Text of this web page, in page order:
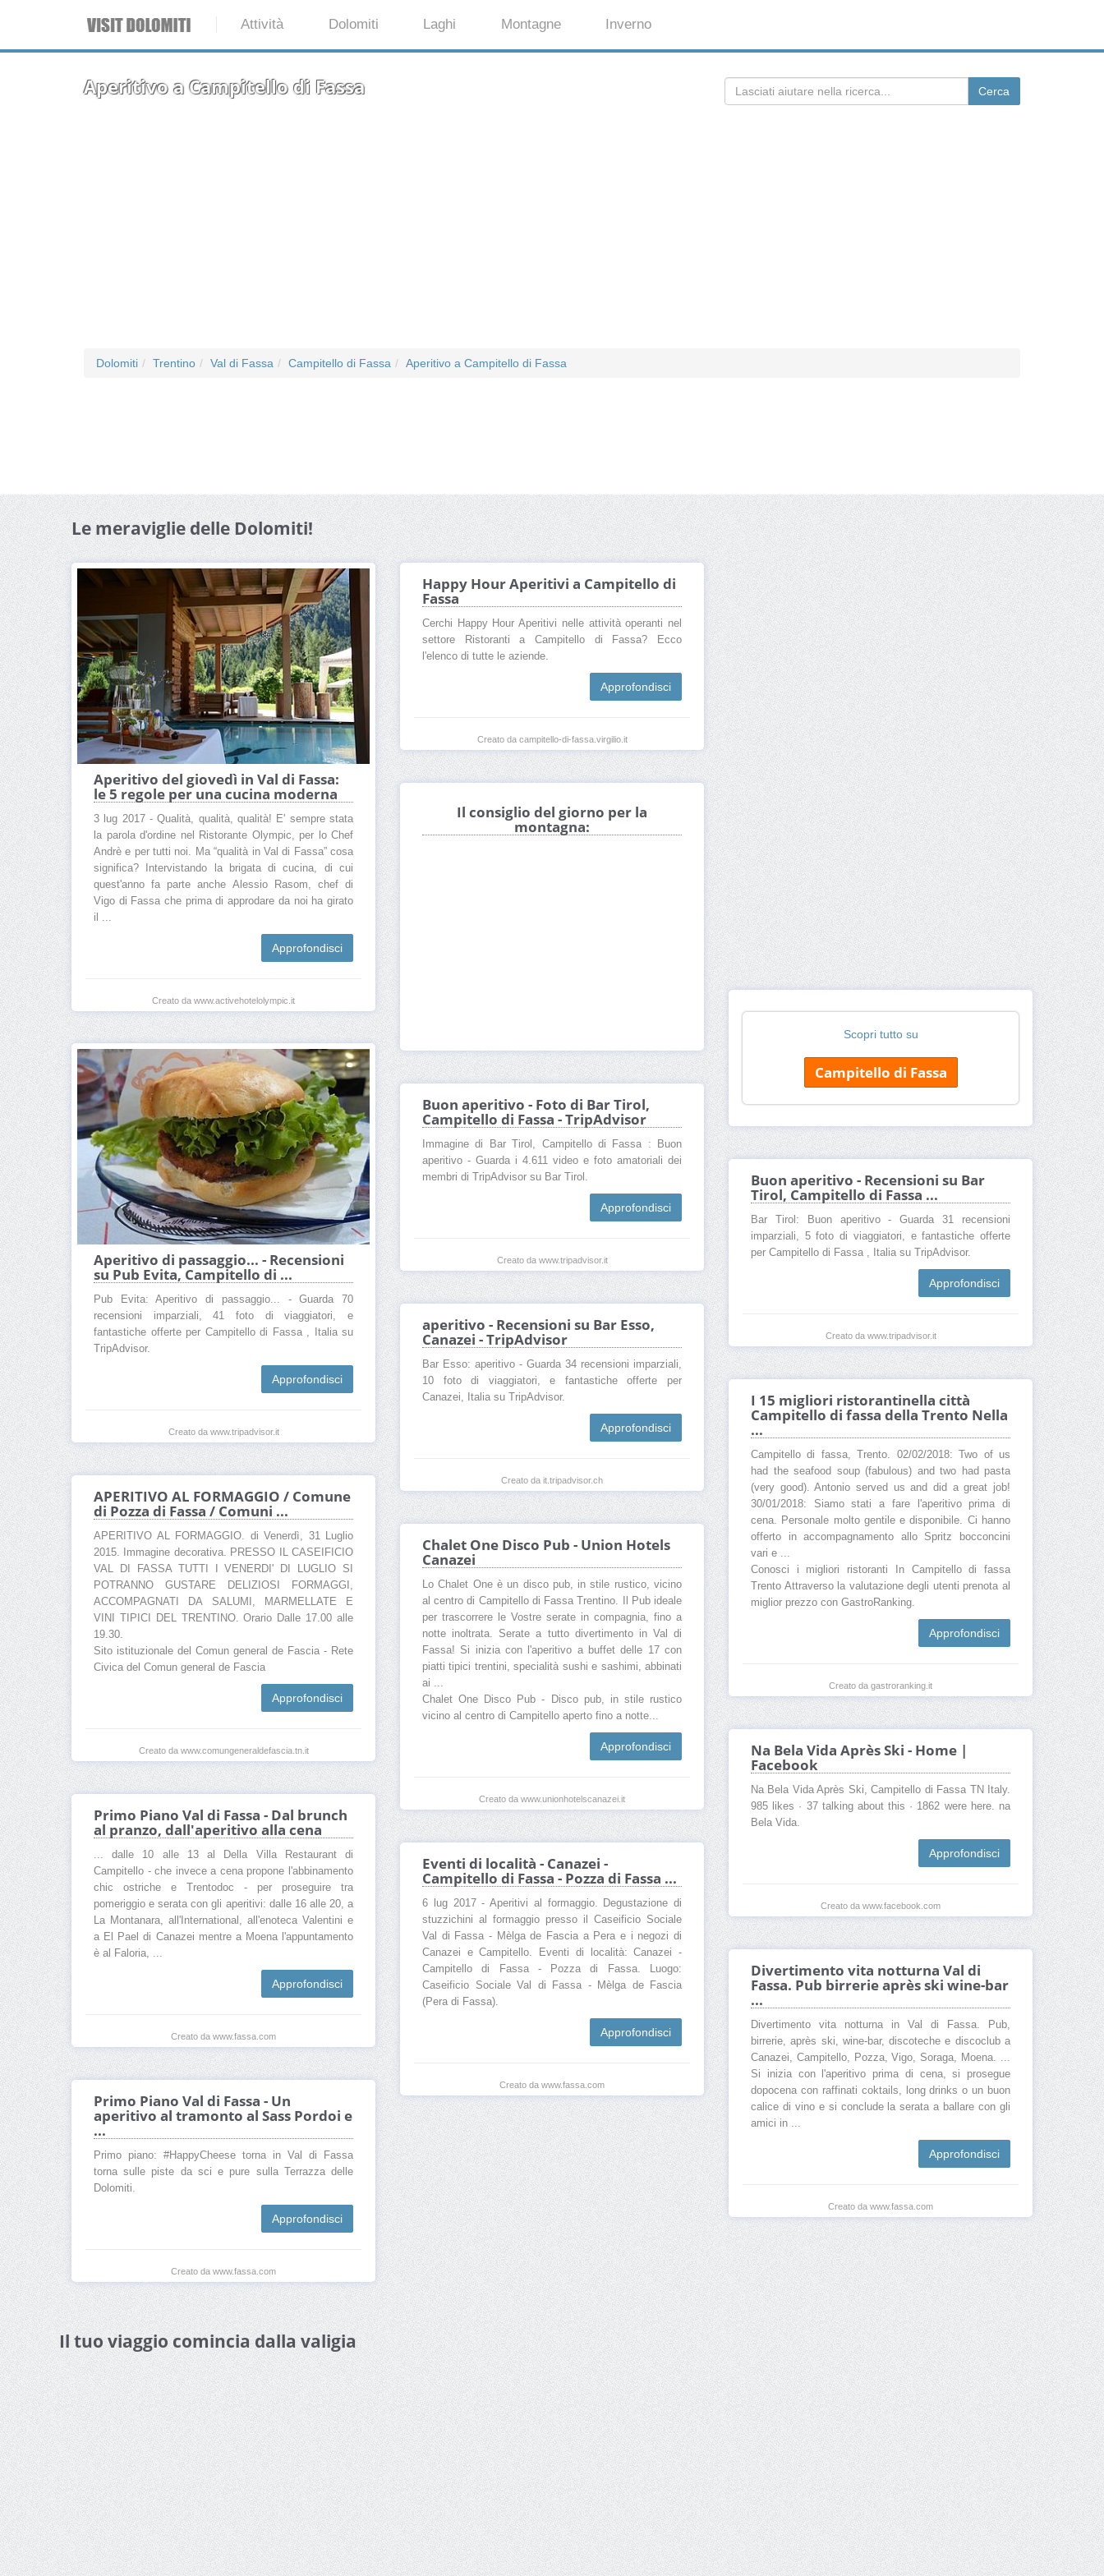
Attività Dolomiti Laghi Montagne Inverno
Aperitivo a Campitello di Fassa
Dolomiti Trentino Val di Fassa Campitello di Fassa Aperitivo a Campitello di Fassa
Le meraviglie delle Dolomiti!
Aperitivo del giovedì in Val di Fassa:
le 5 regole per una cucina moderna
3 lug 2017 - Qualità, qualità, qualità! E' sempre stata
la parola d'ordine nel Ristorante Olympic, per lo Chef
Andrè e per tutti noi. Ma “qualità in Val di Fassa” cosa
significa? Intervistando la brigata di cucina, di cui
quest'anno fa parte anche Alessio Rasom, chef di
Vigo di Fassa che prima di approdare da noi ha girato
il ...
Approfondisci
Creato da www.activehotelolympic.it
Happy Hour Aperitivi a Campitello di
Fassa
Cerchi Happy Hour Aperitivi nelle attività operanti nel
settore Ristoranti a Campitello di Fassa? Ecco
l'elenco di tutte le aziende.
Approfondisci
Creato da campitello-di-fassa.virgilio.it
Scopri tutto su
Campitello di Fassa
Il consiglio del giorno per la
montagna:
Aperitivo di passaggio... - Recensioni
su Pub Evita, Campitello di ...
Pub Evita: Aperitivo di passaggio... - Guarda 70
recensioni imparziali, 41 foto di viaggiatori, e
fantastiche offerte per Campitello di Fassa , Italia su
TripAdvisor.
Approfondisci
Creato da www.tripadvisor.it
Buon aperitivo - Foto di Bar Tirol,
Campitello di Fassa - TripAdvisor
Immagine di Bar Tirol, Campitello di Fassa : Buon
aperitivo - Guarda i 4.611 video e foto amatoriali dei
membri di TripAdvisor su Bar Tirol.
Approfondisci
Creato da www.tripadvisor.it
Buon aperitivo - Recensioni su Bar
Tirol, Campitello di Fassa ...
Bar Tirol: Buon aperitivo - Guarda 31 recensioni
imparziali, 5 foto di viaggiatori, e fantastiche offerte
per Campitello di Fassa , Italia su TripAdvisor.
Approfondisci
Creato da www.tripadvisor.it
aperitivo - Recensioni su Bar Esso,
Canazei - TripAdvisor
Bar Esso: aperitivo - Guarda 34 recensioni imparziali,
10 foto di viaggiatori, e fantastiche offerte per
Canazei, Italia su TripAdvisor.
Approfondisci
Creato da it.tripadvisor.ch
I 15 migliori ristorantinella città
Campitello di fassa della Trento Nella
...
Campitello di fassa, Trento. 02/02/2018: Two of us
had the seafood soup (fabulous) and two had pasta
(very good). Antonio served us and did a great job!
30/01/2018: Siamo stati a fare l'aperitivo prima di
cena. Personale molto gentile e disponibile. Ci hanno
offerto in accompagnamento allo Spritz bocconcini
vari e ...
Conosci i migliori ristoranti In Campitello di fassa
Trento Attraverso la valutazione degli utenti prenota al
miglior prezzo con GastroRanking.
Approfondisci
Creato da gastroranking.it
APERITIVO AL FORMAGGIO / Comune
di Pozza di Fassa / Comuni ...
APERITIVO AL FORMAGGIO. di Venerdì, 31 Luglio
2015. Immagine decorativa. PRESSO IL CASEIFICIO
VAL DI FASSA TUTTI I VENERDI' DI LUGLIO SI
POTRANNO GUSTARE DELIZIOSI FORMAGGI,
ACCOMPAGNATI DA SALUMI, MARMELLATE E
VINI TIPICI DEL TRENTINO. Orario Dalle 17.00 alle
19.30.
Sito istituzionale del Comun general de Fascia - Rete
Civica del Comun general de Fascia
Approfondisci
Creato da www.comungeneraldefascia.tn.it
Chalet One Disco Pub - Union Hotels
Canazei
Lo Chalet One è un disco pub, in stile rustico, vicino
al centro di Campitello di Fassa Trentino. Il Pub ideale
per trascorrere le Vostre serate in compagnia, fino a
notte inoltrata. Serate a tutto divertimento in Val di
Fassa! Si inizia con l'aperitivo a buffet delle 17 con
piatti tipici trentini, specialità sushi e sashimi, abbinati
ai ...
Chalet One Disco Pub - Disco pub, in stile rustico
vicino al centro di Campitello aperto fino a notte...
Approfondisci
Creato da www.unionhotelscanazei.it
Na Bela Vida Après Ski - Home |
Facebook
Na Bela Vida Après Ski, Campitello di Fassa TN Italy.
985 likes · 37 talking about this · 1862 were here. na
Bela Vida.
Approfondisci
Creato da www.facebook.com
Primo Piano Val di Fassa - Dal brunch
al pranzo, dall'aperitivo alla cena
... dalle 10 alle 13 al Della Villa Restaurant di
Campitello - che invece a cena propone l'abbinamento
chic ostriche e Trentodoc - per proseguire tra
pomeriggio e serata con gli aperitivi: dalle 16 alle 20, a
La Montanara, all'International, all'enoteca Valentini e
a El Pael di Canazei mentre a Moena l'appuntamento
è al Faloria, ...
Approfondisci
Creato da www.fassa.com
Eventi di località - Canazei -
Campitello di Fassa - Pozza di Fassa ...
6 lug 2017 - Aperitivi al formaggio. Degustazione di
stuzzichini al formaggio presso il Caseificio Sociale
Val di Fassa - Mèlga de Fascia a Pera e i negozi di
Canazei e Campitello. Eventi di località: Canazei -
Campitello di Fassa - Pozza di Fassa. Luogo:
Caseificio Sociale Val di Fassa - Mèlga de Fascia
(Pera di Fassa).
Approfondisci
Creato da www.fassa.com
Divertimento vita notturna Val di
Fassa. Pub birrerie après ski wine-bar
...
Divertimento vita notturna in Val di Fassa. Pub,
birrerie, après ski, wine-bar, discoteche e discoclub a
Canazei, Campitello, Pozza, Vigo, Soraga, Moena. ...
Si inizia con l'aperitivo prima di cena, si prosegue
dopocena con raffinati coktails, long drinks o un buon
calice di vino e si conclude la serata a ballare con gli
amici in ...
Approfondisci
Creato da www.fassa.com
Primo Piano Val di Fassa - Un
aperitivo al tramonto al Sass Pordoi e
...
Primo piano: #HappyCheese torna in Val di Fassa
torna sulle piste da sci e pure sulla Terrazza delle
Dolomiti.
Approfondisci
Creato da www.fassa.com
Il tuo viaggio comincia dalla valigia